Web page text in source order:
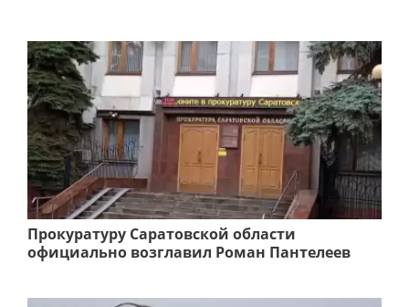
Прокуратуру Саратовской области
официально возглавил Роман Пантелеев